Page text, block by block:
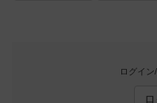
ログイン